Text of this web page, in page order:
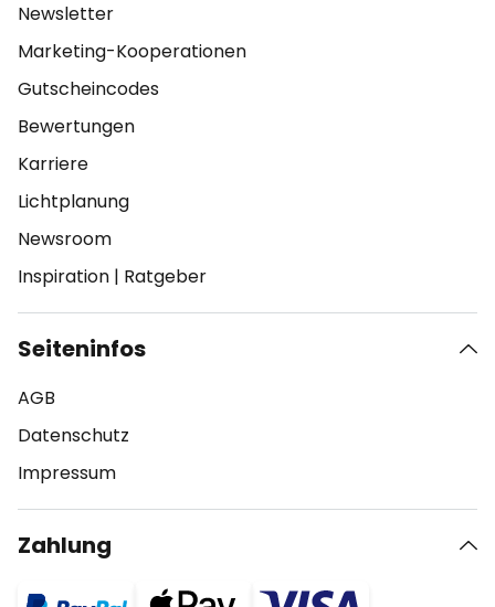
Newsletter
Marketing-Kooperationen
Gutscheincodes
Bewertungen
Karriere
Lichtplanung
Newsroom
Inspiration | Ratgeber
Seiteninfos
AGB
Datenschutz
Impressum
Zahlung